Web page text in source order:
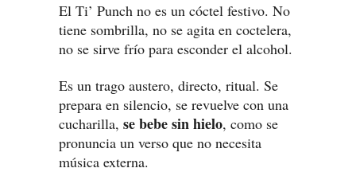
El Ti’ Punch no es un cóctel festivo. No
tiene sombrilla, no se agita en coctelera,
no se sirve frío para esconder el alcohol.
Es un trago austero, directo, ritual. Se
prepara en silencio, se revuelve con una
cucharilla, se bebe sin hielo, como se
pronuncia un verso que no necesita
música externa.